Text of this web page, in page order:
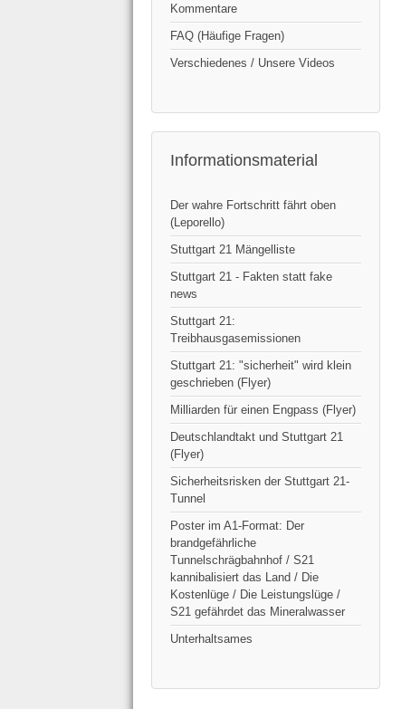
Kommentare
FAQ (Häufige Fragen)
Verschiedenes / Unsere Videos
Informationsmaterial
Der wahre Fortschritt fährt oben
(Leporello)
Stuttgart 21 Mängelliste
Stuttgart 21 - Fakten statt fake
news
Stuttgart 21:
Treibhausgasemissionen
Stuttgart 21: "sicherheit" wird klein
geschrieben (Flyer)
Milliarden für einen Engpass (Flyer)
Deutschlandtakt und Stuttgart 21
(Flyer)
Sicherheitsrisken der Stuttgart 21-
Tunnel
Poster im A1-Format: Der
brandgefährliche
Tunnelschrägbahnhof / S21
kannibalisiert das Land / Die
Kostenlüge / Die Leistungslüge /
S21 gefährdet das Mineralwasser
Unterhaltsames